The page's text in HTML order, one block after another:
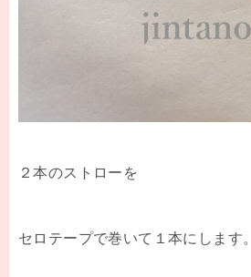
２本のストローを
セロテープで巻いて１本にします。